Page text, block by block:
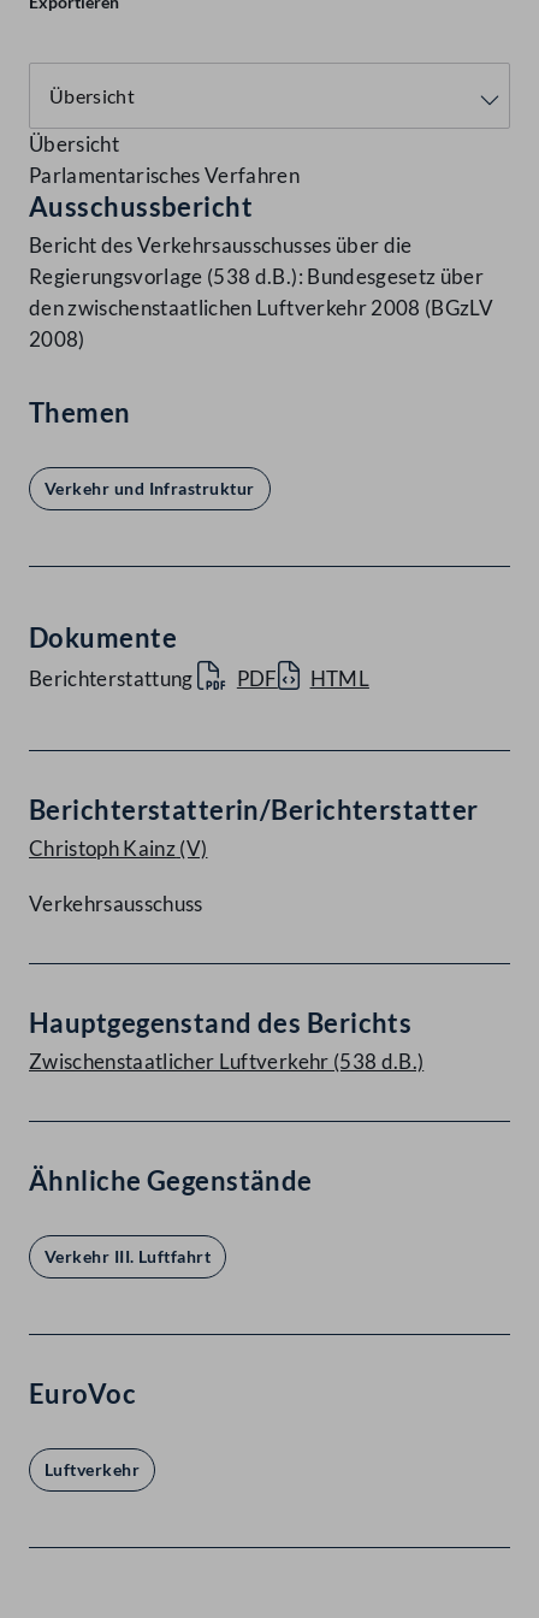
Übersicht
Parlamentarisches Verfahren
Ausschussbericht
Bericht des Verkehrsausschusses über die
Regierungsvorlage (538 d.B.): Bundesgesetz über
den zwischenstaatlichen Luftverkehr 2008 (BGzLV
2008)
Themen
Verkehr und Infrastruktur
Dokumente
Berichterstattung PDF HTML
Berichterstatterin/Berichterstatter
Christoph Kainz(V)
Verkehrsausschuss
Hauptgegenstand des Berichts
Zwischenstaatlicher Luftverkehr (538 d.B.)
Ähnliche Gegenstände
Verkehr III. Luftfahrt
EuroVoc
Luftverkehr